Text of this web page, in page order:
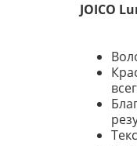
JOICO